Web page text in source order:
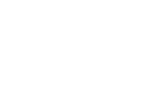
YouTube
Tumblr account